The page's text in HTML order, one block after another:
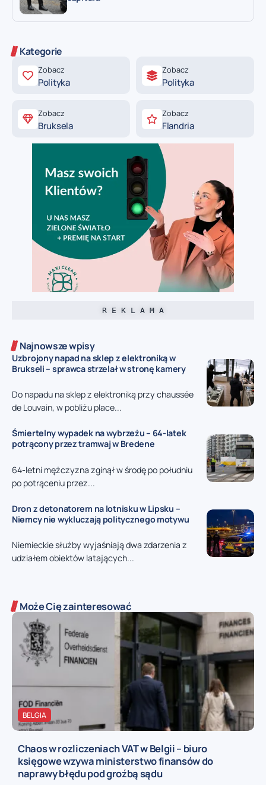
Kategorie
Zobacz
Polityka
Zobacz
Polityka
Zobacz
Bruksela
Zobacz
Flandria
R E K L A M A
Najnowsze wpisy
Uzbrojony napad na sklep z elektroniką w
Brukseli – sprawca strzelał w stronę kamery
Do napadu na sklep z elektroniką przy chaussée
de Louvain, w pobliżu place...
Śmiertelny wypadek na wybrzeżu – 64-latek
potrącony przez tramwaj w Bredene
64-letni mężczyzna zginął w środę po południu
po potrąceniu przez...
Dron z detonatorem na lotnisku w Lipsku –
Niemcy nie wykluczają politycznego motywu
Niemieckie służby wyjaśniają dwa zdarzenia z
udziałem obiektów latających...
Może Cię zainteresować
BELGIA
Chaos w rozliczeniach VAT w Belgii – biuro
księgowe wzywa ministerstwo finansów do
naprawy błędu pod groźbą sądu